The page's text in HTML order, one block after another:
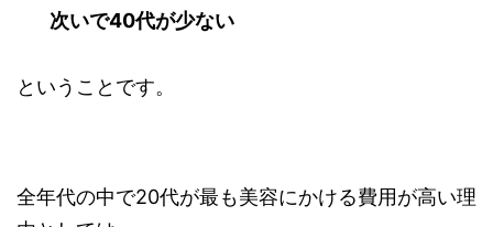
次いで40代が少ない
ということです。
全年代の中で20代が最も美容にかける費用が高い理